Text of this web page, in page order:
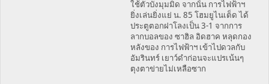
ใช้ตัวบังมุมมิด จากนั้น การไฟฟ้าฯ
ยิ่งเล่นยิ่งแย่ น. 85 โฮมยูไนเต็ด ได้
ประตูตอกฝาโลงเป็น 3-1 จากการ
ลากบอลของ ซาฮิล อิดฮาค หลุดกอง
หลังของ การไฟฟ้าฯ เข้าไปดวลกับ
อัมรินทร์ เยาว์ดำก่อนจะแปรเน้นๆ
ตุงตาข่ายไม่เหลือซาก